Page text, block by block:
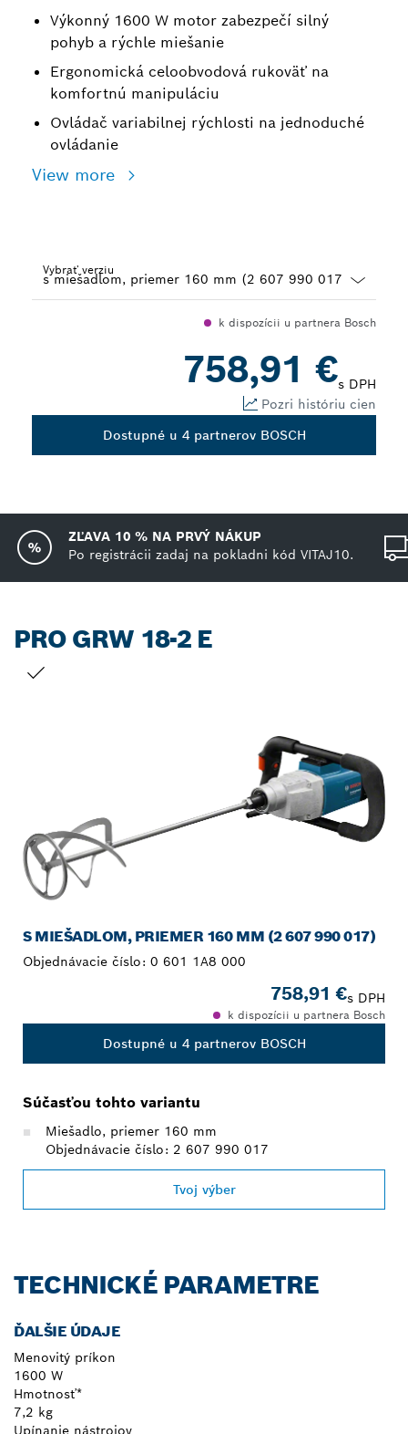
Výkonný 1600 W motor zabezpečí silný
pohyb a rýchle miešanie
Ergonomická celoobvodová rukoväť na
komfortnú manipuláciu
Ovládač variabilnej rýchlosti na jednoduché
ovládanie
View more
Vybrať verziu
k dispozícii u partnera Bosch
758,91 €s DPH
Pozri históriu cien
Dostupné u 4 partnerov BOSCH
ZĽAVA 10 % NA PRVÝ NÁKUP
Po registrácii zadaj na pokladni kód VITAJ10.
PRO GRW 18-2 E
S MIEŠADLOM, PRIEMER 160 MM (2 607 990 017)
Objednávacie číslo: 0 601 1A8 000
758,91 €s DPH
k dispozícii u partnera Bosch
Dostupné u 4 partnerov BOSCH
Súčasťou tohto variantu
Miešadlo, priemer 160 mm
Objednávacie číslo: 2 607 990 017
Tvoj výber
TECHNICKÉ PARAMETRE
ĎALŠIE ÚDAJE
Menovitý príkon
1600 W
Hmotnosť*
7,2 kg
Upínanie nástrojov